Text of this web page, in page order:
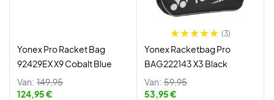
Yonex Pro Racket Bag
92429EX X9 Cobalt Blue
Van: 149,95
124,95 €
(3)
Yonex Racketbag Pro
BAG222143 X3 Black
Van: 59,95
53,95 €